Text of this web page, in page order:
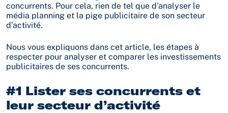
concurrents. Pour cela, rien de tel que d’analyser le
média planning et la pige publicitaire de son secteur
d’activité.
Nous vous expliquons dans cet article, les étapes à
respecter pour analyser et comparer les investissements
publicitaires de ses concurrents.
#1 Lister ses concurrents et
leur secteur d’activité